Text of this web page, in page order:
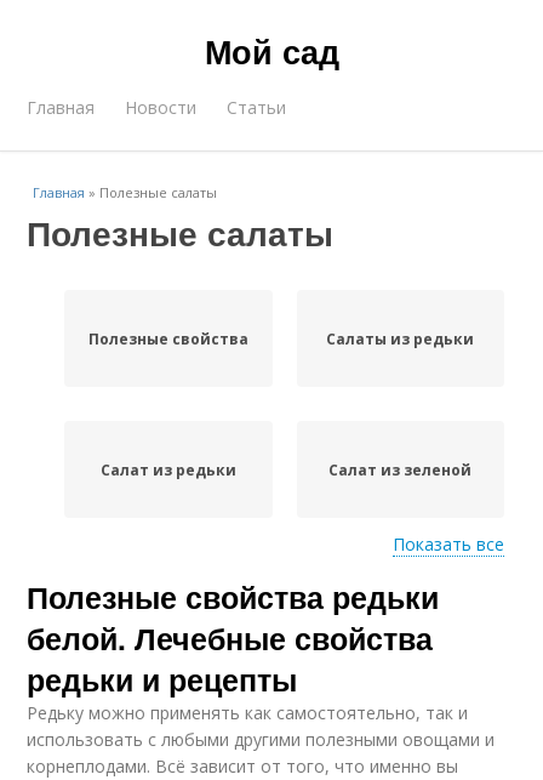
Мой сад
Главная Новости Статьи
Главная » Полезные салаты
Полезные салаты
Полезные свойства Салаты из редьки
Салат из редьки Салат из зеленой
Салат с ветчиной
Салат из черной
редьки
Мясной салат Салат с редькой
Показать все
Полезные свойства редьки
белой. Лечебные свойства
редьки и рецепты
Редьку можно применять как самостоятельно, так и
использовать с любыми другими полезными овощами и
корнеплодами. Всё зависит от того, что именно вы